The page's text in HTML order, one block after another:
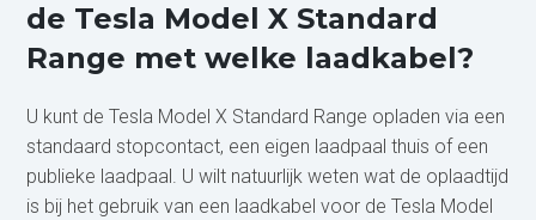
de Tesla Model X Standard
Range met welke laadkabel?
U kunt de Tesla Model X Standard Range opladen via een
standaard stopcontact, een eigen laadpaal thuis of een
publieke laadpaal. U wilt natuurlijk weten wat de oplaadtijd
is bij het gebruik van een laadkabel voor de Tesla Model